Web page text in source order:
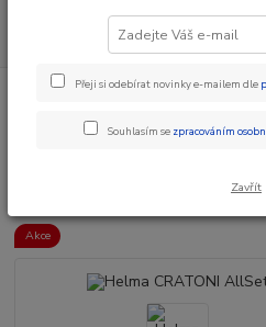
Doplňky a helmy Cyklistické
Akce
Přeji si odebírat novinky e-mailem dle
Souhlasím se zpracováním
Zavřít